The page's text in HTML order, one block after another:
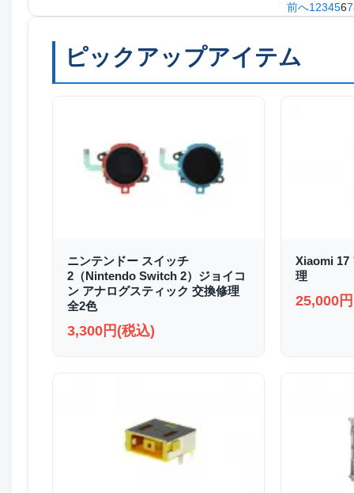
前へ1 234567
ピックアップアイテム
ニンテンドー スイッチ
2（Nintendo Switch 2）ジョイコ
ン アナログスティック 交換修理
全2色
3,300円(税込)
Xiaomi 17
理
25,000